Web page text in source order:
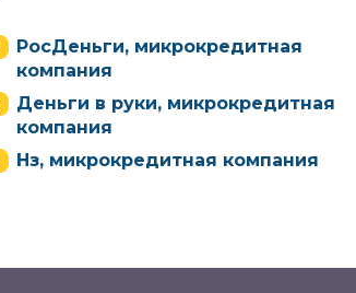
РосДеньги, микрокредитная
компания
Деньги в руки, микрокредитная
компания
Нз, микрокредитная компания